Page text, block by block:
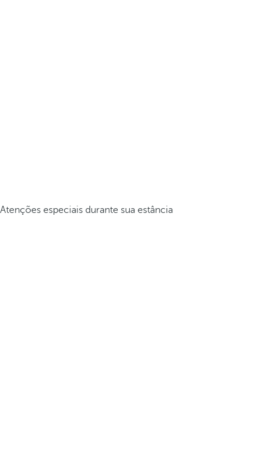
Atenções especiais durante sua estância